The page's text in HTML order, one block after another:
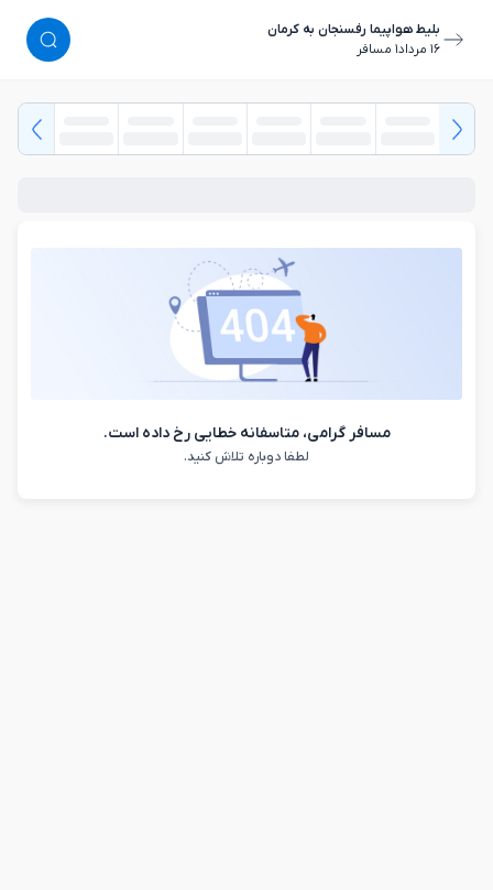
بلیط هواپیما رفسنجان به کرمان
١٦ مرداد
١ مسافر
مسافر گرامی، متاسفانه خطایی رخ داده است.
لطفا دوباره تلاش کنید.